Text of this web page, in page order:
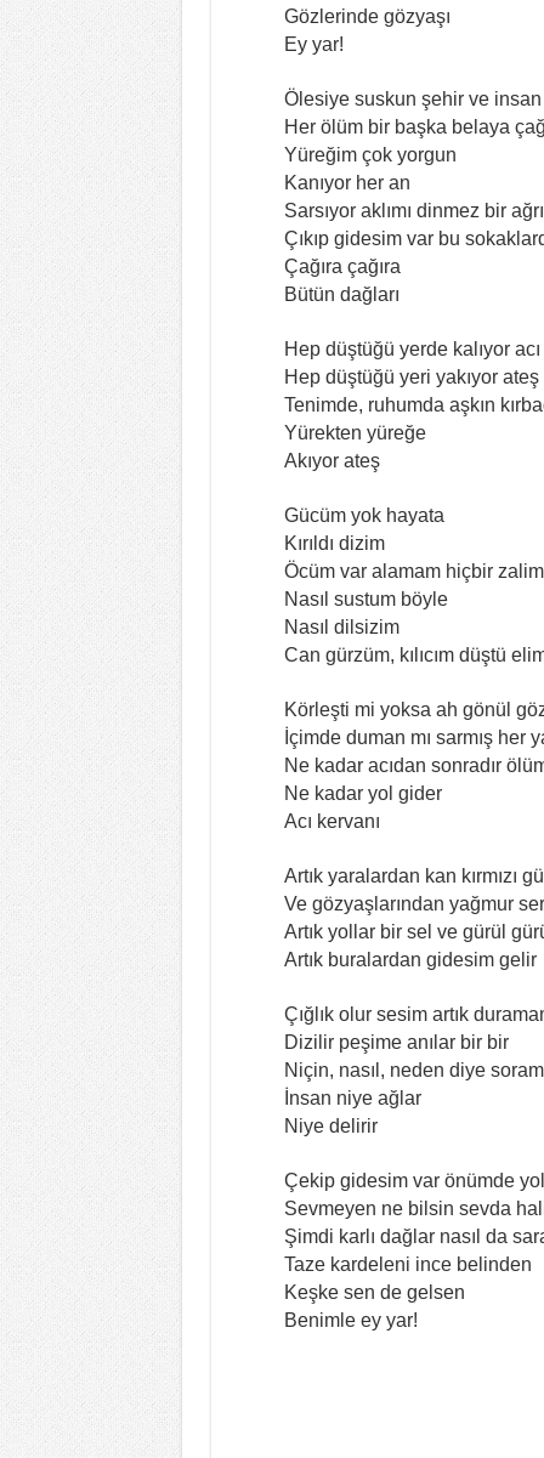
Gözlerinde gözyaşı
Ey yar!
Ölesiye suskun şehir ve insan
Her ölüm bir başka belaya
Yüreğim çok yorgun
Kanıyor her an
Sarsıyor aklımı dinmez bir ağrı
Çıkıp gidesim var bu
Çağıra çağıra
Bütün dağları
Hep düştüğü yerde kalıyor acı
Hep düştüğü yeri yakıyor ateş
Tenimde, ruhumda aşkın
Yürekten yüreğe
Akıyor ateş
Gücüm yok hayata
Kırıldı dizim
Öcüm var alamam hiçbir
Nasıl sustum böyle
Nasıl dilsizim
Can gürzüm, kılıcım düştü
Körleşti mi yoksa ah gönül
İçimde duman mı sarmış her
Ne kadar acıdan sonradır
Ne kadar yol gider
Acı kervanı
Artık yaralardan kan kırmızı gül
Ve gözyaşlarından yağmur
Artık yollar bir sel ve gürül
Artık buralardan gidesim gelir
Çığlık olur sesim artık
Dizilir peşime anılar bir bir
Niçin, nasıl, neden diye
İnsan niye ağlar
Niye delirir
Çekip gidesim var önümde
Sevmeyen ne bilsin sevda
Şimdi karlı dağlar nasıl da
Taze kardeleni ince belinden
Keşke sen de gelsen
Benimle ey yar!